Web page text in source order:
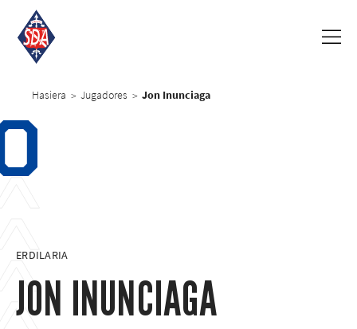
Hasiera > Jugadores > Jon Inunciaga
ERDILARIA
JON INUNCIAGA